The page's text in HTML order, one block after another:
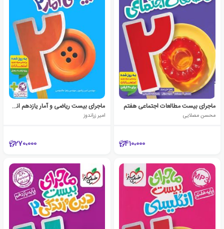
ماجرای بیست مطالعات اجتماعی هفتم
محسن مصلایی
410،000
ماجرای بیست ریاضی و آمار یازدهم انسانی
امیر زراندوز
270،000